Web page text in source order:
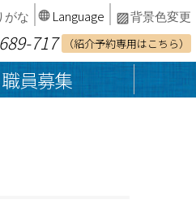
がな Language 背景色変更
717 （紹介予約専用はこちら）
職員募集